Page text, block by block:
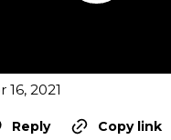
16, 2021
Reply
Copy link